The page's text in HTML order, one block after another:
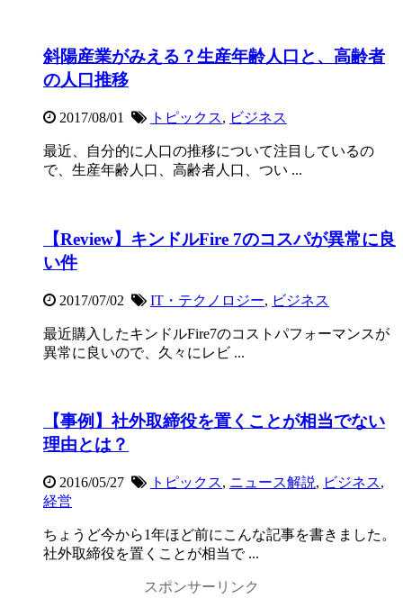
斜陽産業がみえる？生産年齢人口と、高齢者
の人口推移
2017/08/01 トピックス, ビジネス
最近、自分的に人口の推移について注目しているの
で、生産年齢人口、高齢者人口、つい ...
【Review】キンドルFire 7のコスパが異常に良
い件
2017/07/02 IT・テクノロジー, ビジネス
最近購入したキンドルFire7のコストパフォーマンスが
異常に良いので、久々にレビ ...
【事例】社外取締役を置くことが相当でない
理由とは？
2016/05/27 トピックス, ニュース解説, ビジネス,
経営
ちょうど今から1年ほど前にこんな記事を書きました。
社外取締役を置くことが相当で ...
スポンサーリンク